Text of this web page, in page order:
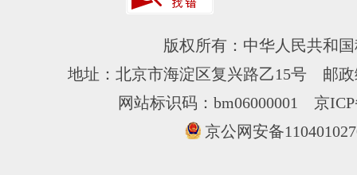
版权所有：中华人民共和
地址：北京市海淀区复兴路乙15号 邮
网站标识码：bm06000001 京
京公网安备